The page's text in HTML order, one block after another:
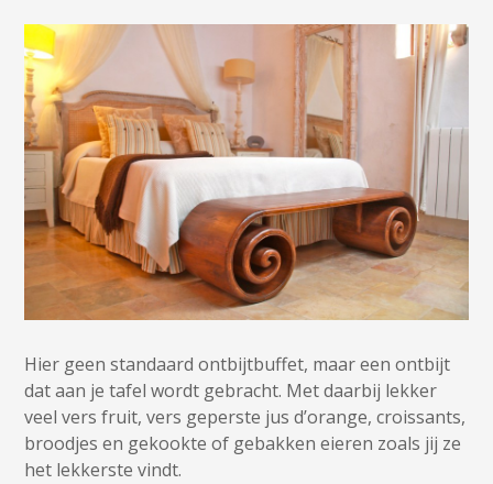
Hier geen standaard ontbijtbuffet, maar een ontbijt
dat aan je tafel wordt gebracht. Met daarbij lekker
veel vers fruit, vers geperste jus d’orange, croissants,
broodjes en gekookte of gebakken eieren zoals jij ze
het lekkerste vindt.